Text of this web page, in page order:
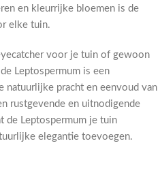
en kleurrijke bloemen is de
elke tuin.
voor je tuin of gewoon
Leptospermum is een
natuurlijke pracht en eenvoud van
rustgevende en uitnodigende
de Leptospermum je tuin
elegantie toevoegen.